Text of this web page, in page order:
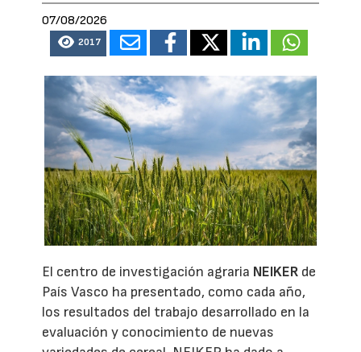
07/08/2026
2017
El centro de investigación agraria NEIKER de
País Vasco ha presentado, como cada año,
los resultados del trabajo desarrollado en la
evaluación y conocimiento de nuevas